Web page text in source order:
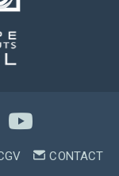
CONTACT